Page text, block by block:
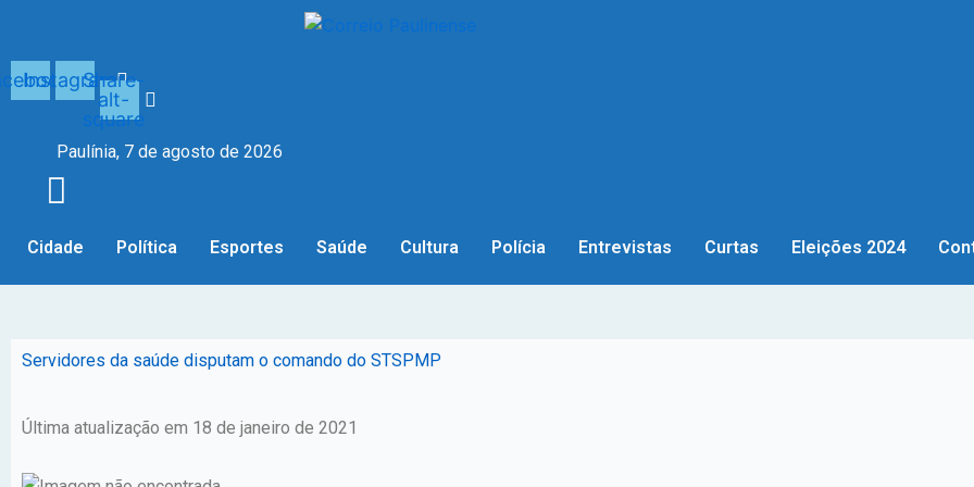
conteúdo
Instagram
Share-
alt-
square
Paulínia, 7 de agosto de 2026
Cidade Política Esportes Saúde Cultura Polícia Entrevistas Curtas Eleições 2024
Servidores da saúde disputam o comando do STSPMP
Última atualização em 18 de janeiro de 2021